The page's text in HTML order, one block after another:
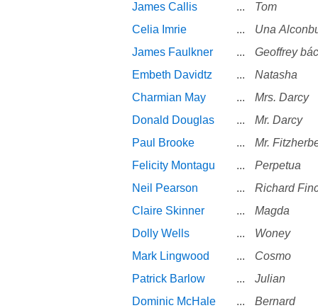
James Callis
...
Tom
Celia Imrie
...
Una
James Faulkner
...
Geoffrey
Embeth Davidtz
...
Natasha
Charmian May
...
Mrs. Darcy
Donald Douglas
...
Mr. Darcy
Paul Brooke
...
Mr.
Felicity Montagu
...
Perpetua
Neil Pearson
...
Richard
Claire Skinner
...
Magda
Dolly Wells
...
Woney
Mark Lingwood
...
Cosmo
Patrick Barlow
...
Julian
Dominic McHale
...
Bernard